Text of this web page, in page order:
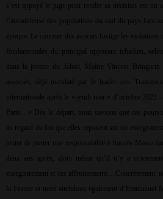
s’est appuyé le juge pour rendre sa décision est un
l’autodéfense des populations du sud du pays face
époque. Le courrier des avocats fustige les violations
fondamentales du principal opposant tchadien,
dans la justice du Tchad, Maître Vincent
associés, déjà mandaté par le leader des
internationale après le « jeudi noir » d’octobre 2022
Paris…« Dès le départ, nous savions que ces
au regard du fait que elles reposent sur un
tenter de porter une responsabilité à Succès Masra
deux ans après, alors même qu’il n’y a
enregistrement et ces affrontements…Concrètement,
la France et nous attendons également d’Emmanuel